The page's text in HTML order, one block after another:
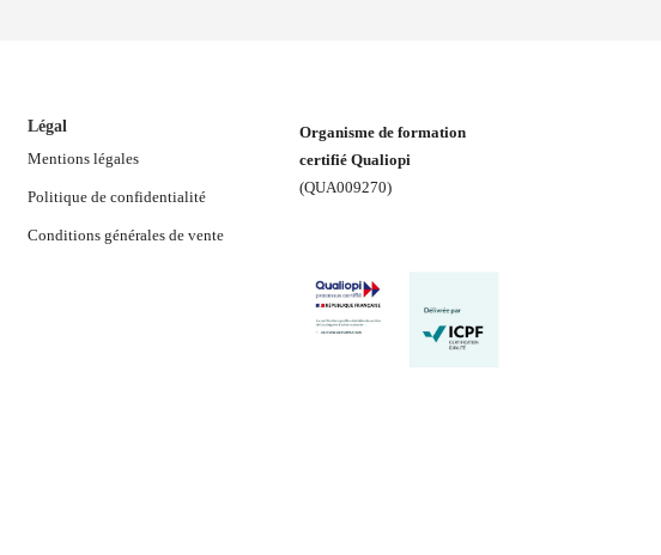
Légal
Mentions légales
Politique de confidentialité
Conditions générales de vente
Organisme de formation
certifié Qualiopi
(QUA009270)